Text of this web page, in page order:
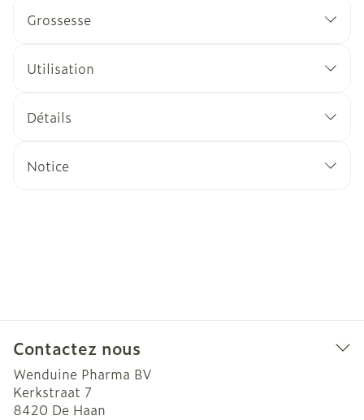
Grossesse
Utilisation
Détails
Notice
Contactez nous
Wenduine Pharma BV
Kerkstraat 7
8420 De Haan